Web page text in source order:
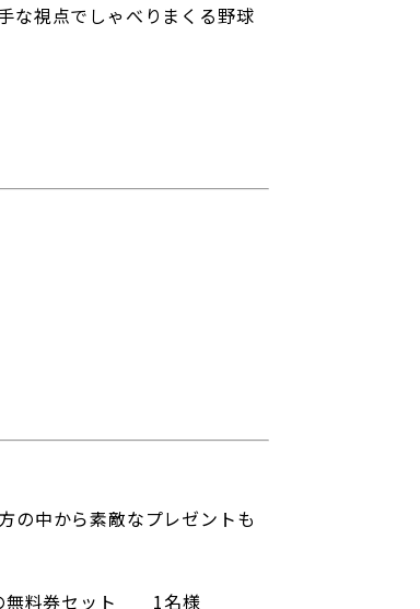
な視点でしゃべりまくる野球
の中から素敵なプレゼントも
の無料券セット 1名様